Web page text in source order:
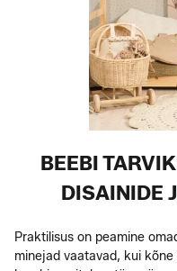
BEEBI
DISAINIDE
Praktilisus on peamine
minejad vaatavad, kui